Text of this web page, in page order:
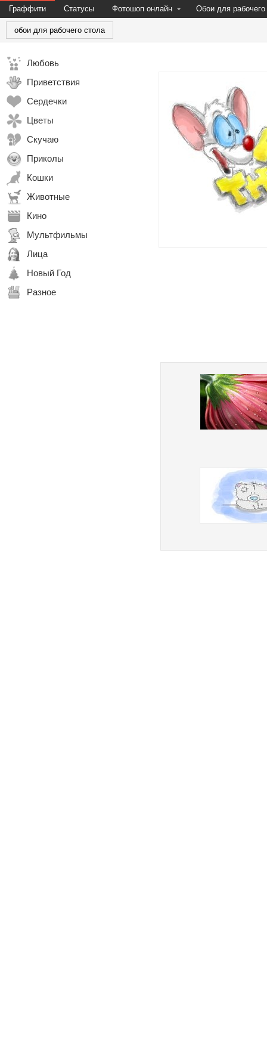
Граффити Статусы Фотошоп онлайн Обои для рабочего
обои для рабочего стола
Любовь
Приветствия
Сердечки
Цветы
Скучаю
Приколы
Кошки
Животные
Кино
Мультфильмы
Лица
Новый Год
Разное